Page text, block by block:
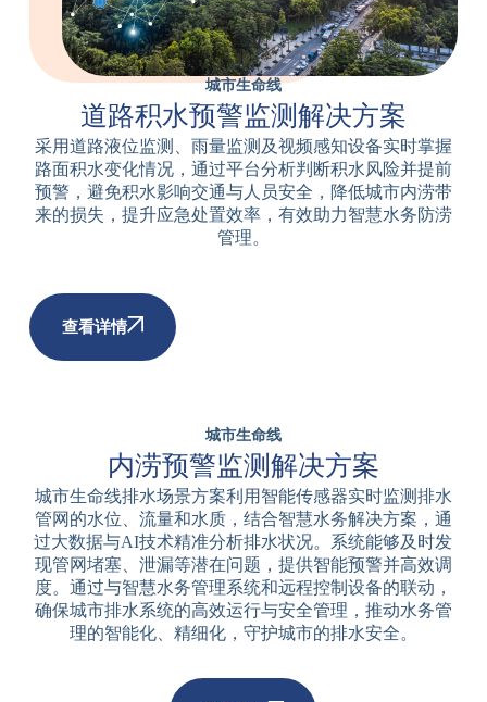
城市生命线
道路积水预警监测解决方案
采用道路液位监测、雨量监测及视频感知设备实时掌握
路面积水变化情况，通过平台分析判断积水风险并提前
预警，避免积水影响交通与人员安全，降低城市内涝带
来的损失，提升应急处置效率，有效助力智慧水务防涝
管理。
查看详情
城市生命线
内涝预警监测解决方案
城市生命线排水场景方案利用智能传感器实时监测排水
管网的水位、流量和水质，结合智慧水务解决方案，通
过大数据与AI技术精准分析排水状况。系统能够及时发
现管网堵塞、泄漏等潜在问题，提供智能预警并高效调
度。通过与智慧水务管理系统和远程控制设备的联动，
确保城市排水系统的高效运行与安全管理，推动水务管
理的智能化、精细化，守护城市的排水安全。